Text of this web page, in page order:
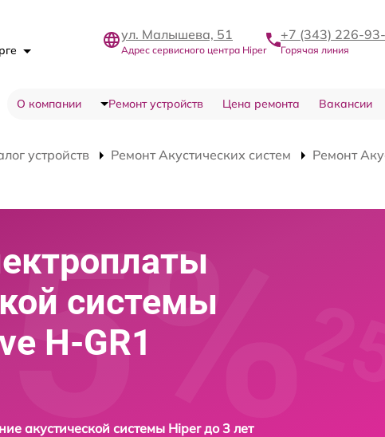
ул. Малышева, 51
Адрес сервисного центра Hiper
+7 (343) 226-
Горячая линия
О компании Ремонт устройств Цена ремонта Вакансии
устройств Ремонт Акустических систем
Ремонт
системы
H-GR1
акустической системы Hiper до 3 лет